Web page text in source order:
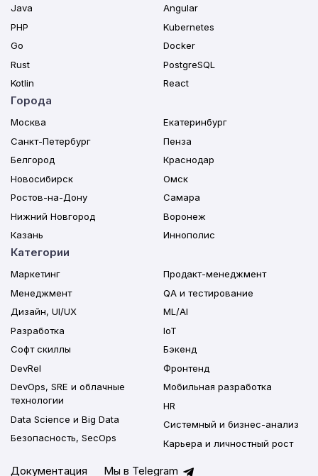
Java
PHP
Go
Rust
Kotlin
Angular
Kubernetes
Docker
PostgreSQL
React
Города
Москва
Санкт-Петербург
Белгород
Новосибирск
Ростов-на-Дону
Нижний Новгород
Казань
Екатеринбург
Пенза
Краснодар
Омск
Самара
Воронеж
Иннополис
Категории
Маркетинг
Менеджмент
Дизайн, UI/UX
Разработка
Софт скиллы
DevRel
DevOps, SRE и облачные
технологии
Data Science и Big Data
Безопасность, SecOps
Продакт-менеджмент
QA и тестирование
ML/AI
IoT
Бэкенд
Фронтенд
Мобильная разработка
HR
Системный и бизнес-анализ
Карьера и личностный рост
Документация Мы в Telegram